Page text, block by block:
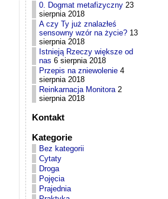
0. Dogmat metafizyczny 23
sierpnia 2018
A czy Ty już znalazłeś
sensowny wzór na życie? 13
sierpnia 2018
Istnieją Rzeczy większe od
nas 6 sierpnia 2018
Przepis na zniewolenie 4
sierpnia 2018
Reinkarnacja Monitora 2
sierpnia 2018
Kontakt
Kategorie
Bez kategorii
Cytaty
Droga
Pojęcia
Prajednia